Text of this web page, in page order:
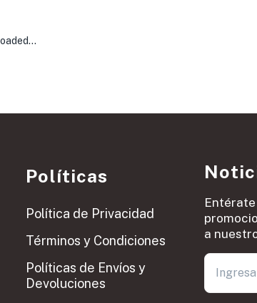
Políticas
Política de Privacidad
Términos y Condiciones
Políticas de Envíos y
Devoluciones
a